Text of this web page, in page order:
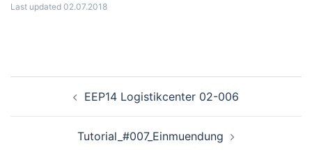
Last updated 02.07.2018
Beitragsnavigation
EEP14 Logistikcenter 02-006
Tutorial_#007_Einmuendung